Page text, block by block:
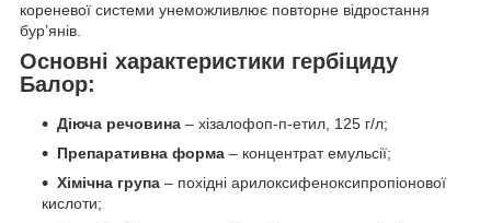
кореневої системи унеможливлює повторне відростання
бур’янів.
Основні характеристики гербіциду
Балор:
Діюча речовина – хізалофоп-п-етил, 125 г/л;
Препаративна форма – концентрат емульсії;
Хімічна група – похідні арилоксифеноксипропіонової
кислоти;